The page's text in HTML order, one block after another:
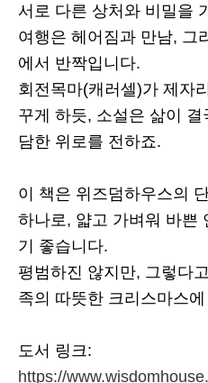
서로 다른 상처와 비밀을
여행은 헤어짐과 만남, 그
에서 반짝입니다.
회전목마(캐러셀)가 제자
꾸게 하듯, 소설은 삶이
담한 위로를 전하죠.
이 책은 위즈덤하우스의
하나로, 얇고 가벼워 바쁜
기 좋습니다.
평범하진 않지만, 그렇다
족의 따뜻한 크리스마스
도서 링크:
https://